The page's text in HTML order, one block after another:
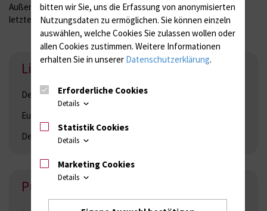
Außerdem finden Sie eine Übersicht unserer Publikationen der
letzten Jahre.
Links
Deutsche Gesellschaft für Nuklearmedizin (
European Association for Nuclear Medicine (
Deutsche Gesellschaft für Medizinische Physik (
Publikationen
bitten wir Sie, uns die Erfassung von anonymisierten
Nutzungsdaten zu ermöglichen. Sie können einzeln
auswählen, welche Cookies Sie zulassen wollen oder
allen Cookies zustimmen. Weitere Informationen
erhalten Sie in unserer Datenschutzerklärung.
Erforderliche Cookies
Details
Statistik Cookies
Details
Marketing Cookies
Details